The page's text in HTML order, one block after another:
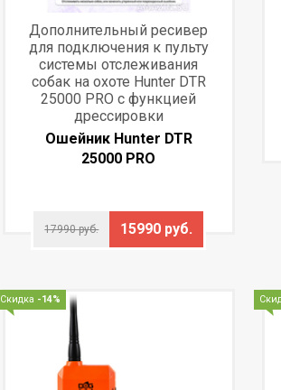
Дополнительный ресивер
для подключения к пульту
системы отслеживания
собак на охоте Hunter DTR
25000 PRO с функцией
дрессировки
Ошейник Hunter DTR
25000 PRO
17990 руб. 15990 руб.
Скидка -14%